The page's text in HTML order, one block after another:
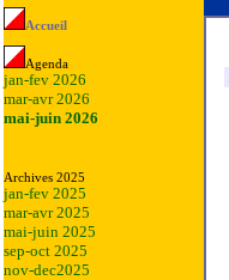
Accueil
Agenda
jan-fev 2026
mar-avr 2026
mai-juin 2026
Archives 2025
jan-fev 2025
mar-avr 2025
mai-juin 2025
sep-oct 2025
nov-dec2025